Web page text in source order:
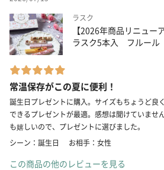
ラスク
【2026年商品リニュー
ラスク5本入 フルール
常温保存がこの夏に便利！
誕生日プレゼントに購入。サイズもちょうど良
できるプレゼントが最適。感想は聞けていませ
も嬉しいので、プレゼントに選びました。
シーン：誕生日
お相手：女性
この商品の他のレビューを見る